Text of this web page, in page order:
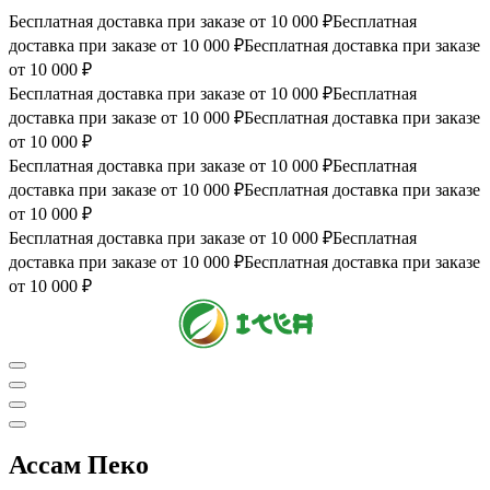
Бесплатная доставка при заказе от 10 000 ₽Бесплатная
доставка при заказе от 10 000 ₽Бесплатная доставка при заказе
от 10 000 ₽
Бесплатная доставка при заказе от 10 000 ₽Бесплатная
доставка при заказе от 10 000 ₽Бесплатная доставка при заказе
от 10 000 ₽
Бесплатная доставка при заказе от 10 000 ₽Бесплатная
доставка при заказе от 10 000 ₽Бесплатная доставка при заказе
от 10 000 ₽
Бесплатная доставка при заказе от 10 000 ₽Бесплатная
доставка при заказе от 10 000 ₽Бесплатная доставка при заказе
от 10 000 ₽
Ассам Пеко
1